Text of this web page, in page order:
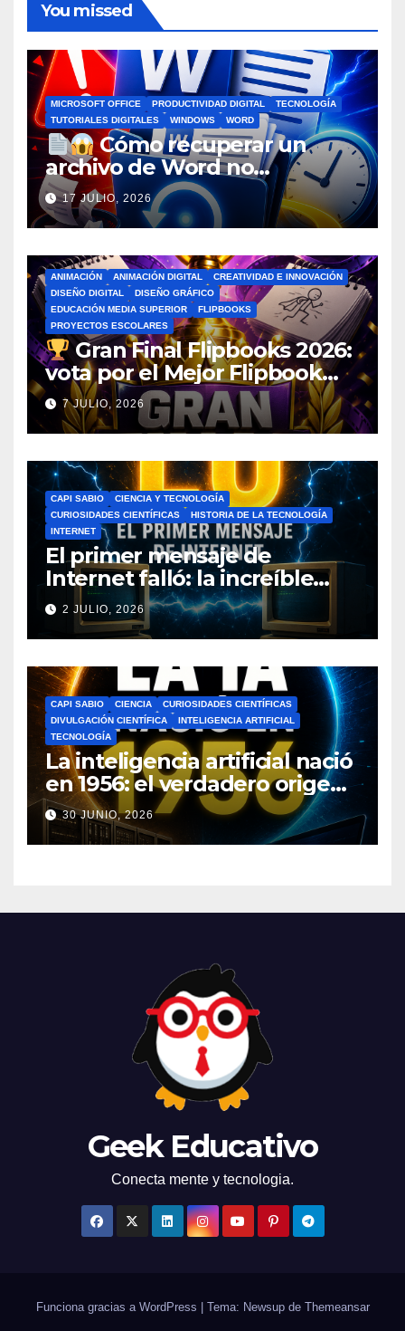
You missed
MICROSOFT OFFICE PRODUCTIVIDAD DIGITAL
TECNOLOGÍA
TUTORIALES DIGITALES
WINDOWS WORD
Cómo recuperar un
archivo de Word no
guardado antes de entrar en
pánico
17 JULIO, 2026
ANIMACIÓN ANIMACIÓN DIGITAL
CREATIVIDAD E INNOVACIÓN
DISEÑO DIGITAL
DISEÑO GRÁFICO
EDUCACIÓN MEDIA SUPERIOR
FLIPBOOKS
PROYECTOS ESCOLARES
Gran Final Flipbooks 2026:
vota por el Mejor Flipbook
del Ciclo Escolar
7 JULIO, 2026
CAPI SABIO
CIENCIA Y TECNOLOGÍA
CURIOSIDADES CIENTÍFICAS
HISTORIA DE LA TECNOLOGÍA
INTERNET
El primer mensaje de
Internet falló: la increíble
historia de ARPANET que
cambió el mundo
2 JULIO, 2026
CAPI SABIO CIENCIA
CURIOSIDADES CIENTÍFICAS
DIVULGACIÓN CIENTÍFICA
INTELIGENCIA ARTIFICIAL
TECNOLOGÍA
La inteligencia artificial nació
en 1956: el verdadero origen
de la IA que cambió el
mundo
30 JUNIO, 2026
Geek Educativo
Conecta mente y tecnologia.
Funciona gracias a WordPress Tema: Newsup de Themeansar